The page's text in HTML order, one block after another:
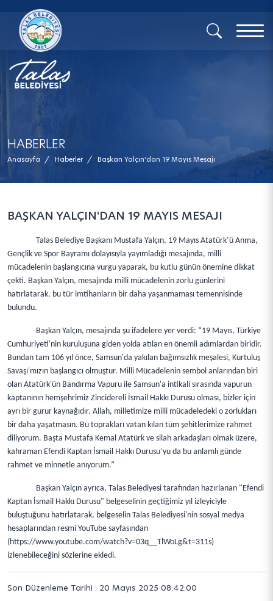
x
HABERLER
Anasayfa / Haberler / Başkan Yalçın'dan 19 Mayıs Mesajı
BAŞKAN YALÇIN'DAN 19 MAYIS MESAJI
Talas Belediye Başkanı Mustafa Yalçın, 19 Mayıs Atatürk’ü Anma,
Gençlik ve Spor Bayramı dolayısıyla yayımladığı mesajında, milli
mücadelenin başlangıcına vurgu yaparak, bu kutlu günün önemine dikkat
çekti. Başkan Yalçın, mesajında milli mücadelenin zorlu günlerini
hatırlatarak, bu tür imtihanların bir daha yaşanmaması temennisinde
bulundu.
Başkan Yalçın, mesajında şu ifadelere yer verdi: “19 Mayıs, Türkiye
Cumhuriyeti'nin kuruluşuna giden yolda atılan en önemli adımlardan biridir.
Bundan tam 106 yıl önce, Samsun'da yakılan bağımsızlık meşalesi, Kurtuluş
Savaşı'mızın başlangıcı olmuştur. Milli Mücadelenin sembol anlarından biri
olan Atatürk'ün Bandırma Vapuru ile Samsun'a intikali sırasında vapurun
kaptanının hemşehrimiz Zincidereli İsmail Hakkı Durusu olması, bizler için
ayrı bir gurur kaynağıdır. Allah, milletimize milli mücadeledeki o zorlukları
bir daha yaşatmasın. Bu toprakları vatan kılan tüm şehitlerimize rahmet
diliyorum. Başta Mustafa Kemal Atatürk ve silah arkadaşları olmak üzere,
kahraman Efendi Kaptan İsmail Hakkı Durusu’yu da bu anlamlı günde
rahmet ve minnetle anıyorum.”
Başkan Yalçın ayrıca, Talas Belediyesi tarafından hazırlanan "Efendi
Kaptan İsmail Hakkı Durusu" belgeselinin geçtiğimiz yıl izleyiciyle
buluştuğunu hatırlatarak, belgeselin Talas Belediyesi'nin sosyal medya
hesaplarından resmi YouTube sayfasından
(https://www.youtube.com/watch?v=03q__TlWoLg&t=311s)
izlenebileceğini sözlerine ekledi.
Son Düzenleme Tarihi : 20 Mayıs 2025 08:42:00